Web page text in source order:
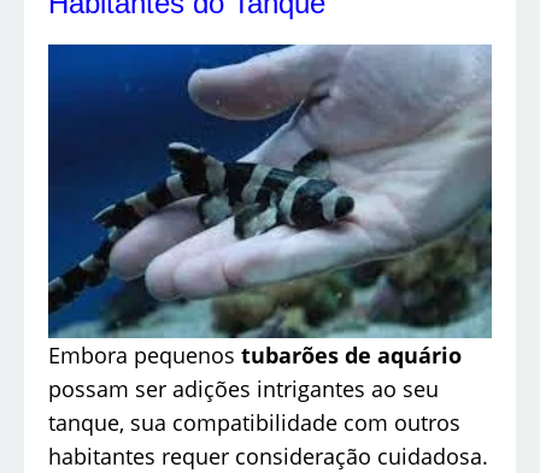
Embora pequenos tubarões de aquário
possam ser adições intrigantes ao seu
tanque, sua compatibilidade com outros
habitantes requer consideração cuidadosa.